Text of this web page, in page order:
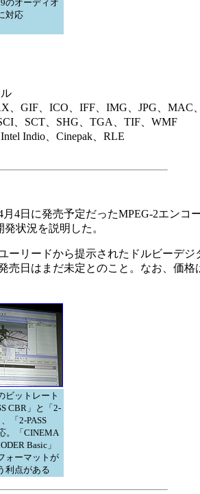
のオーディオ
対応
、GIF、ICO、IFF、IMG、JPG、MAC、
、SCT、SHG、TGA、TIF、WMF
Indio、Cinepak、RLE
4日に発売予定だったMPEG-2エンコ
状況を説明した。
リードから提示されたドルビーデジ
売日はまだ未定とのこと。なお、価格
ビットレート
CBR」と「2-
「2-PASS
。「CINEMA
Basic」
ォーマットが
利点がある